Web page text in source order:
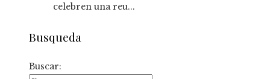
celebren una reu...
Busqueda
Buscar: